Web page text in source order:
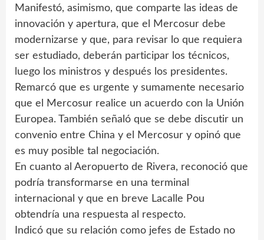
Manifestó, asimismo, que comparte las ideas de
innovación y apertura, que el Mercosur debe
modernizarse y que, para revisar lo que requiera
ser estudiado, deberán participar los técnicos,
luego los ministros y después los presidentes.
Remarcó que es urgente y sumamente necesario
que el Mercosur realice un acuerdo con la Unión
Europea. También señaló que se debe discutir un
convenio entre China y el Mercosur y opinó que
es muy posible tal negociación.
En cuanto al Aeropuerto de Rivera, reconoció que
podría transformarse en una terminal
internacional y que en breve Lacalle Pou
obtendría una respuesta al respecto.
Indicó que su relación como jefes de Estado no